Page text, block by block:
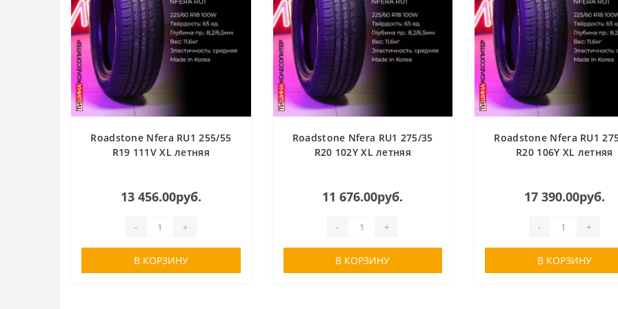
Roadstone Nfera RU1 255/55
R19 111V XL летняя
13 456.00руб.
- +
В КОРЗИНУ
Roadstone Nfera RU1 275/35
R20 102Y XL летняя
11 676.00руб.
- +
В КОРЗИНУ
Roadstone Nfera RU1
R20 106Y XL летняя
17 390.00руб.
- +
В КОРЗИНУ